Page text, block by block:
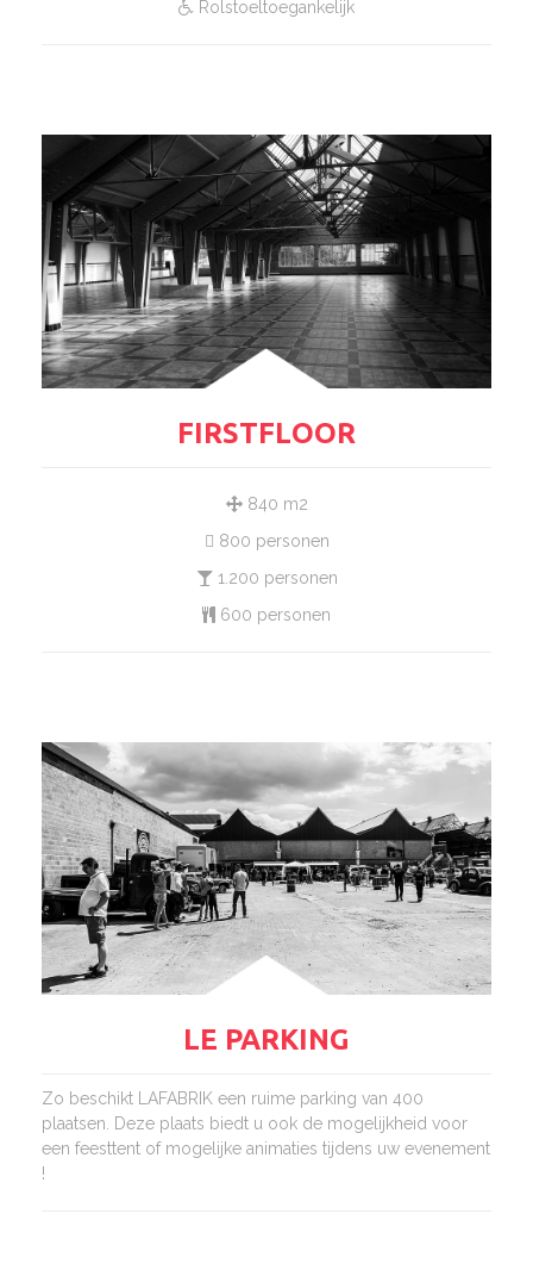
Rolstoeltoegankelijk
FIRSTFLOOR
840 m2
800 personen
1.200 personen
600 personen
LE PARKING
Zo beschikt LAFABRIK een ruime parking van 400
plaatsen. Deze plaats biedt u ook de mogelijkheid voor
een feesttent of mogelijke animaties tijdens uw evenement
!